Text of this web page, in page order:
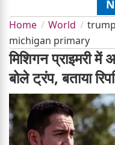
Home World
michigan primary
मिशिगन प्राइमरी
बोले ट्रंप, बताया